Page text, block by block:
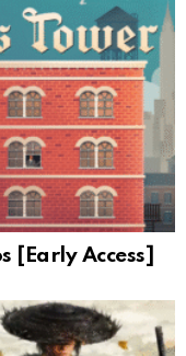
[Early Access]